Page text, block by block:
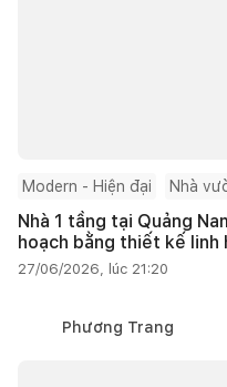
Modern - Hiện đại Nhà
Nhà 1 tầng tại Quảng
hoạch bằng thiết kế
27/06/2026, lúc 21:20
Phương Trang